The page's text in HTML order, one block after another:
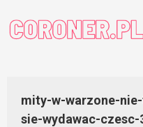
content
mity-w-warzone-
sie-wydawac-czesc-